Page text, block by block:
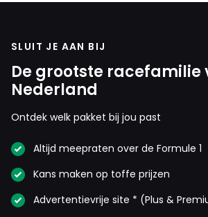
SLUIT JE AAN BIJ
De grootste racefamilie
Nederland
Ontdek welk pakket bij jou past
Altijd meepraten over de Formule 1
Kans maken op toffe prijzen
Advertentievrije site * (Plus &